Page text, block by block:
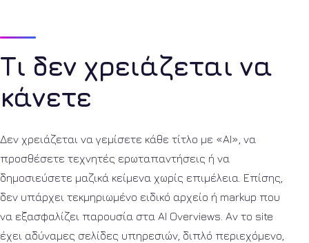
Τι δεν χρειάζεται να
κάνετε
Δεν χρειάζεται να γεμίσετε κάθε τίτλο με «AI», να
προσθέσετε τεχνητές ερωταπαντήσεις ή να
δημοσιεύσετε μαζικά κείμενα χωρίς επιμέλεια. Επίσης,
δεν υπάρχει τεκμηριωμένο ειδικό αρχείο ή markup που
να εξασφαλίζει παρουσία στα AI Overviews. Αν το site
έχει αδύναμες σελίδες υπηρεσιών, διπλό περιεχόμενο,